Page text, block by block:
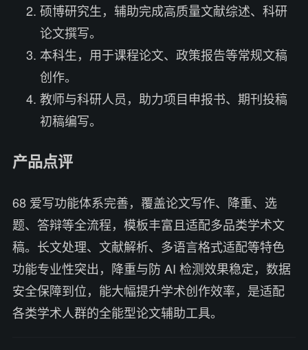
硕博研究生，辅助完成高质量文献综述、科研
论文撰写。
本科生，用于课程论文、政策报告等常规文稿
创作。
教师与科研人员，助力项目申报书、期刊投稿
初稿编写。
产品点评
68 爱写功能体系完善，覆盖论文写作、降重、选
题、答辩等全流程，模板丰富且适配多品类学术文
稿。长文处理、文献解析、多语言格式适配等特色
功能专业性突出，降重与防 AI 检测效果稳定，数据
安全保障到位，能大幅提升学术创作效率，是适配
各类学术人群的全能型论文辅助工具。